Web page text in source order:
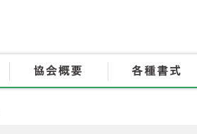
大会情報 県内施設